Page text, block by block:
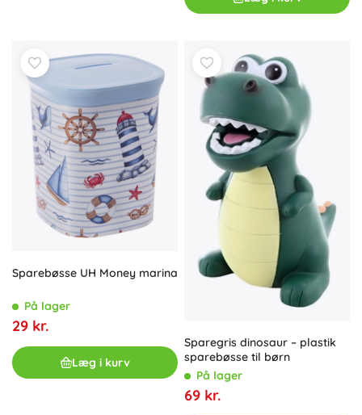
Sparebøsse UH Money marina
På lager
29 kr.
Læg i kurv
Sparegris dinosaur – plastik
sparebøsse til børn
På lager
69 kr.